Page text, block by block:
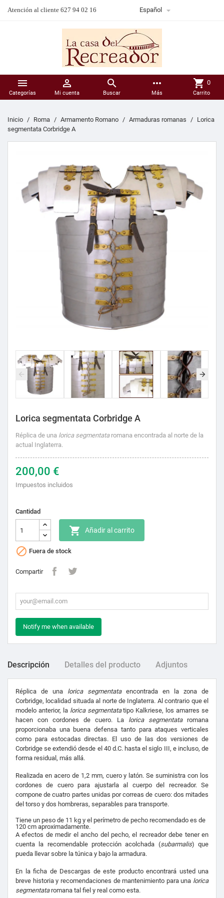
Atención al cliente 627 94 02 16 Español 

Categorías

Mi cuenta

Buscar
more_horiz
Más
shopping_cart 0
Carrito
Inicio Roma Armamento Romano Armaduras romanas
Lorica
segmentata Corbridge A
Lorica segmentata Corbridge A
Réplica de una lorica segmentataromana encontrada al norte de la
actual Inglaterra.
200,00 €
Impuestos incluidos
Cantidad
 Añadir al carrito
 Fuera de stock
Compartir
Notify me when available
Descripción Detalles del producto Adjuntos
Réplica de una lorica segmentataencontrada en la zona de
Corbridge, localidad situada al norte de Inglaterra. Al contrario que el
modelo anterior, la lorica segmentatatipo Kalkriese, los amarres se
hacen con cordones de cuero. La lorica segmentataromana
proporcionaba una buena defensa tanto para ataques verticales
como para estocadas directas. El uso de las dos versiones de
Corbridge se extendió desde el 40 d.C. hasta el siglo III, e incluso, de
forma residual, más allá.
Realizada en acero de 1,2 mm, cuero y latón. Se suministra con los
cordones de cuero para ajustarla al cuerpo del recreador. Se
compone de cuatro partes unidas por correas de cuero: dos mitades
del torso y dos hombreras, separables para transporte.
Tiene un peso de 11 kg y el perímetro de pecho recomendado es de
120 cm aproximadamente.
A efectos de medir el ancho del pecho, el recreador debe tener en
cuenta la recomendable protección acolchada (subarmalis) que
pueda llevar sobre la túnica y bajo la armadura.
En la ficha de Descargas de este producto encontrará usted una
breve historia y recomendaciones de mantenimiento para una lorica
segmentataromana tal fiel y real como esta.